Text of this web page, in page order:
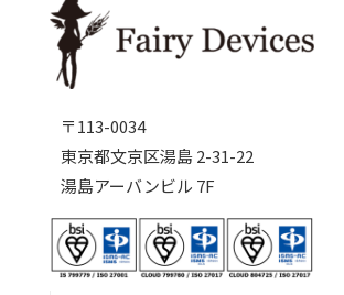
〒113-0034
東京都文京区湯島 2-31-22
湯島アーバンビル 7F